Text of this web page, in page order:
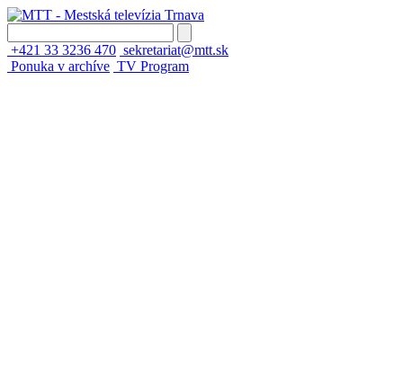
+421 33 3236 470 sekretariat@mtt.sk
Ponuka v archíve TV Program